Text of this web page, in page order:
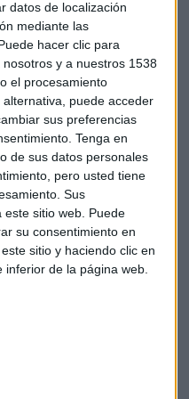
datos de localización
mediante las
hacer clic para
y a nuestros 1538
el procesamiento
puede acceder
sus preferencias
Tenga en
de sus datos personales
pero usted tiene
Sus
este sitio web. Puede
su consentimiento en
sitio y haciendo clic en
de la página web.
se mantiene sin
en septiembre abrió
de Futuros de
un 0,38 % más que al
boletines